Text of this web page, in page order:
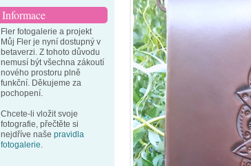
Informace
Fler fotogalerie a projekt
Můj Fler je nyní dostupný v
betaverzi. Z tohoto důvodu
nemusí být všechna zákoutí
nového prostoru plně
funkční. Děkujeme za
pochopení.
Chcete-li vložit svoje
fotografie, přečtěte si
nejdříve naše pravidla
fotogalerie.